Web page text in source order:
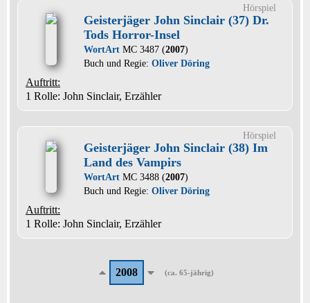
Hörspiel
Geisterjäger John Sinclair (37) Dr.
Tods Horror-Insel
WortArt MC 3487 (2007)
Buch und Regie: Oliver Döring
Auftritt:
1 Rolle: John Sinclair, Erzähler
Hörspiel
Geisterjäger John Sinclair (38) Im
Land des Vampirs
WortArt MC 3488 (2007)
Buch und Regie: Oliver Döring
Auftritt:
1 Rolle: John Sinclair, Erzähler
2008 (ca. 65-jährig)